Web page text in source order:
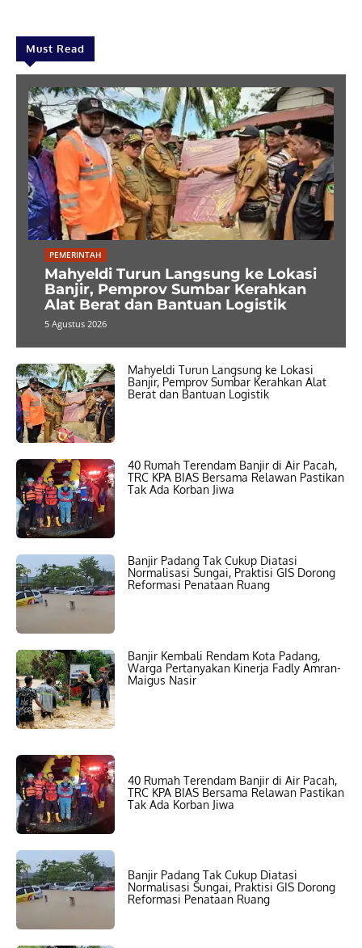
Must Read
PEMERINTAH
Mahyeldi Turun Langsung ke Lokasi
Banjir, Pemprov Sumbar Kerahkan
Alat Berat dan Bantuan Logistik
5 Agustus 2026
Mahyeldi Turun Langsung ke Lokasi
Banjir, Pemprov Sumbar Kerahkan Alat
Berat dan Bantuan Logistik
40 Rumah Terendam Banjir di Air Pacah,
TRC KPA BIAS Bersama Relawan Pastikan
Tak Ada Korban Jiwa
Banjir Padang Tak Cukup Diatasi
Normalisasi Sungai, Praktisi GIS Dorong
Reformasi Penataan Ruang
Banjir Kembali Rendam Kota Padang,
Warga Pertanyakan Kinerja Fadly Amran-
Maigus Nasir
40 Rumah Terendam Banjir di Air Pacah,
TRC KPA BIAS Bersama Relawan Pastikan
Tak Ada Korban Jiwa
Banjir Padang Tak Cukup Diatasi
Normalisasi Sungai, Praktisi GIS Dorong
Reformasi Penataan Ruang